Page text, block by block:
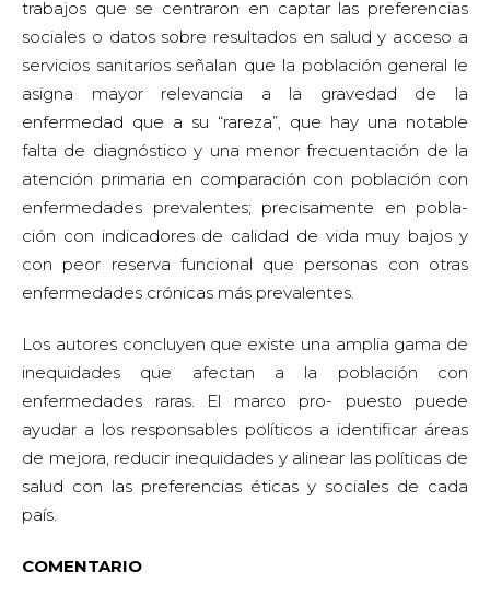
trabajos que se centraron en captar las preferencias
sociales o datos sobre resultados en salud y acceso a
servicios sanitarios señalan que la población general le
asigna mayor relevancia a la gravedad de la
enfermedad que a su “rareza”, que hay una notable
falta de diagnóstico y una menor frecuentación de la
atención primaria en comparación con población con
enfermedades prevalentes; precisamente en pobla-
ción con indicadores de calidad de vida muy bajos y
con peor reserva funcional que personas con otras
enfermedades crónicas más prevalentes.
Los autores concluyen que existe una amplia gama de
inequidades que afectan a la población con
enfermedades raras. El marco pro- puesto puede
ayudar a los responsables políticos a identificar áreas
de mejora, reducir inequidades y alinear las políticas de
salud con las preferencias éticas y sociales de cada
país.
COMENTARIO